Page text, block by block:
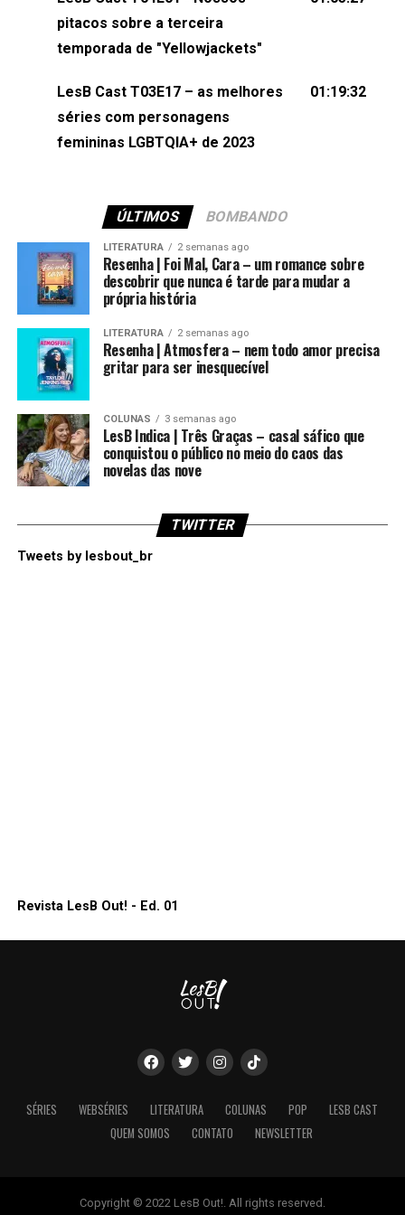
(⁠⁠⁠⁠@brunarfentanes⁠⁠⁠⁠) e Pollyelly FlorêncioEdição de
Naiady Machado
pitacos sobre a terceira
temporada de "Yellowjackets"
LesB Cast T03E17 – as melhores
séries com personagens
femininas LGBTQIA+ de 2023
01:19:32
ÚLTIMOS BOMBANDO
LITERATURA 2 semanas ago
Resenha | Foi Mal, Cara – um romance sobre
descobrir que nunca é tarde para mudar a
própria história
LITERATURA 2 semanas ago
Resenha | Atmosfera – nem todo amor precisa
gritar para ser inesquecível
COLUNAS 3 semanas ago
LesB Indica | Três Graças – casal sáfico que
conquistou o público no meio do caos das
novelas das nove
TWITTER
Tweets by lesbout_br
Revista LesB Out! - Ed. 01
SÉRIES WEBSÉRIES LITERATURA COLUNAS POP
LESB CAST
QUEM SOMOS
CONTATO NEWSLETTER
Copyright © 2022 LesB Out!. All rights reserved.